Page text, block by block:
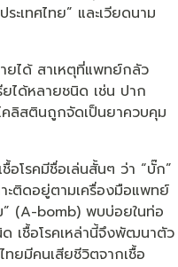
ะเทศไทย” และเวียดนาม
ยได้ สาเหตุที่แพทย์กลัว
ได้หลายชนิด เช่น ปาก
ลิสตินถูกจัดเป็นยาควบคุม
อโรคมีชื่อเล่นสั้นๆ ว่า “บั๊ก”
ะติดอยู่ตามเครื่องมือแพทย์
” (A-bomb) พบบ่อยในท่อ
เชื้อโรคเหล่านี้จึงพัฒนาตัว
ทยมีคนเสียชีวิตจากเชื้อ